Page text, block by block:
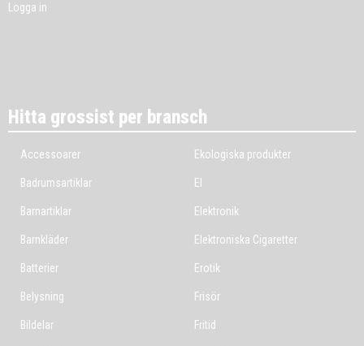
Logga in
Hitta grossist per bransch
Accessoarer
Badrumsartiklar
Barnartiklar
Barnkläder
Batterier
Belysning
Bildelar
Ekologiska produkter
El
Elektronik
Elektroniska Cigaretter
Erotik
Frisör
Fritid